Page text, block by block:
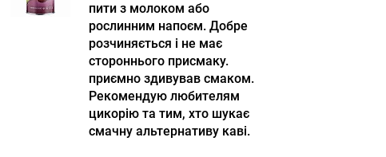
пити з молоком або
рослинним напоєм. Добре
розчиняється і не має
стороннього присмаку.
приємно здивував смаком.
Рекомендую любителям
цикорію та тим, хто шукає
смачну альтернативу каві.